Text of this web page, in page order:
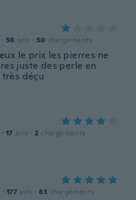
· 56 avis · 50 chargements
le prix les pierres ne
juste des perle en
très déçu
· 17 avis · 2 chargements
· 177 avis · 83 chargements